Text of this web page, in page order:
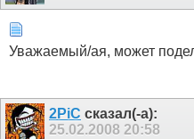
Уважаемый/ая, может
2PiC сказал(-а):
25.02.2008 20:58